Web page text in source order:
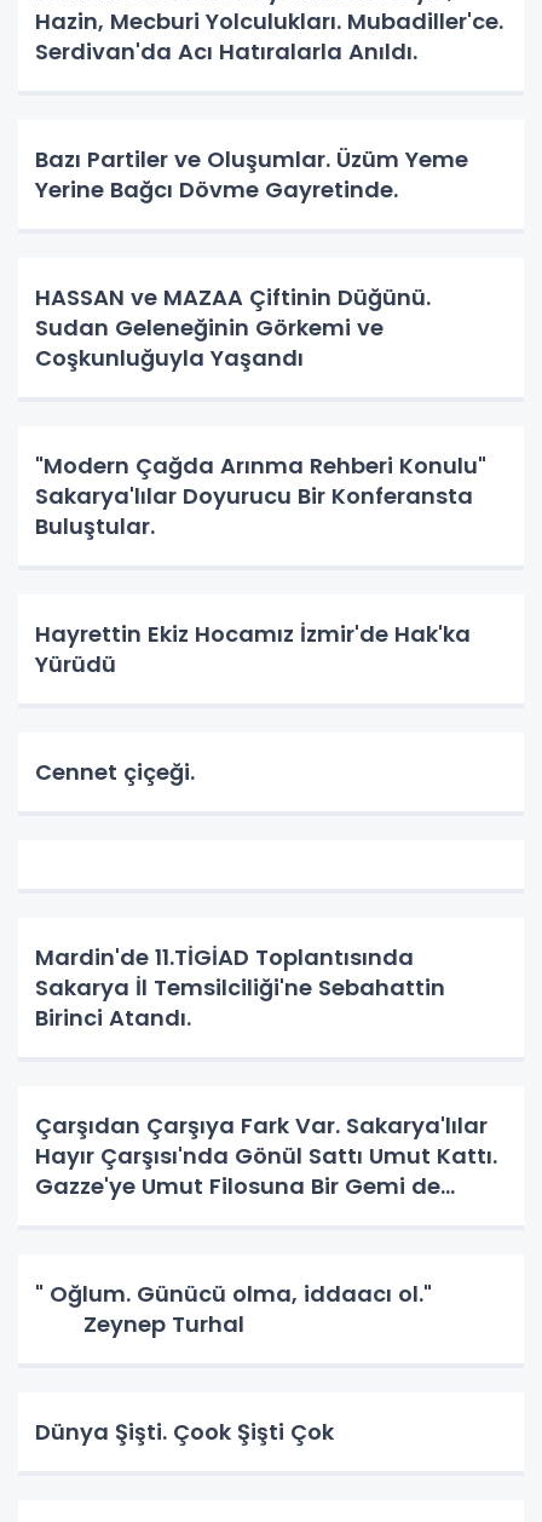
Hazin, Mecburi Yolculukları. Mubadiller'ce.
Serdivan'da Acı Hatıralarla Anıldı.
Bazı Partiler ve Oluşumlar. Üzüm Yeme
Yerine Bağcı Dövme Gayretinde.
HASSAN ve MAZAA Çiftinin Düğünü.
Sudan Geleneğinin Görkemi ve
Coşkunluğuyla Yaşandı
"Modern Çağda Arınma Rehberi Konulu"
Sakarya'lılar Doyurucu Bir Konferansta
Buluştular.
Hayrettin Ekiz Hocamız İzmir'de Hak'ka
Yürüdü
Cennet çiçeği.
Mardin'de 11.TİGİAD Toplantısında
Sakarya İl Temsilciliği'ne Sebahattin
Birinci Atandı.
Çarşıdan Çarşıya Fark Var. Sakarya'lılar
Hayır Çarşısı'nda Gönül Sattı Umut Kattı.
Gazze'ye Umut Filosuna Bir Gemi de
" Oğlum. Günücü olma, iddaacı ol."
Zeynep Turhal
Dünya Şişti. Çook Şişti Çok